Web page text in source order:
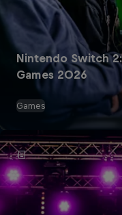
Nintendo Switch
Games 2026
Games